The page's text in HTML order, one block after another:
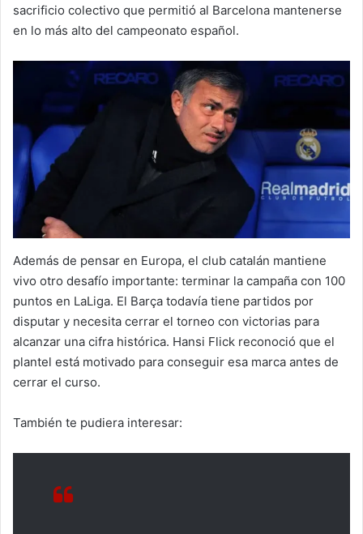
sacrificio colectivo que permitió al Barcelona mantenerse
en lo más alto del campeonato español.
Además de pensar en Europa, el club catalán mantiene
vivo otro desafío importante: terminar la campaña con 100
puntos en LaLiga. El Barça todavía tiene partidos por
disputar y necesita cerrar el torneo con victorias para
alcanzar una cifra histórica. Hansi Flick reconoció que el
plantel está motivado para conseguir esa marca antes de
cerrar el curso.
También te pudiera interesar: